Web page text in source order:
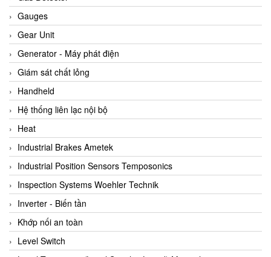
Arcos Hydraulik
Ardetem-Sfere-Vietnam
Argal
AS ENERGI
ASCO CO2
Asker
AT2E
ATC Pneumatic
ATEX System
ATI - IA
ATI (Analytical Technology Inc)
Atos
Atrax
Gauges
Gear Unit
Generator - Máy phát điện
Giám sát chất lỏng
Handheld
Hệ thống liên lạc nội bộ
Heat
Industrial Brakes Ametek
Industrial Position Sensors Temposonics
Inspection Systems Woehler Technik
Inverter - Biến tần
Khớp nối an toàn
Level Switch